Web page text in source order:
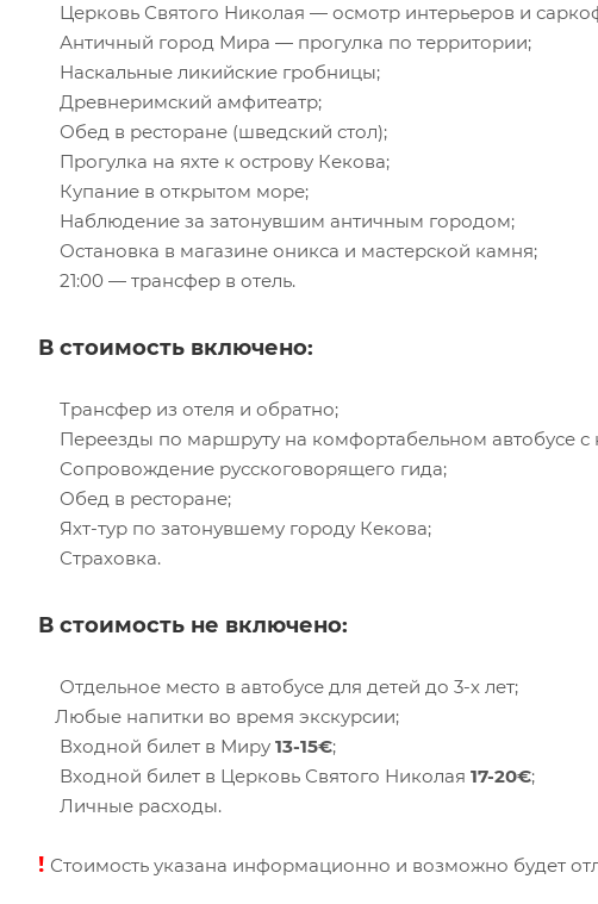
Церковь Святого Николая — осмотр интерьеров и
Античный город Мира — прогулка по территории;
Наскальные ликийские гробницы;
Древнеримский амфитеатр;
Обед в ресторане (шведский стол);
Прогулка на яхте к острову Кекова;
Купание в открытом море;
Наблюдение за затонувшим античным городом;
Остановка в магазине оникса и мастерской камня;
21:00 — трансфер в отель.
В стоимость включено:
Трансфер из отеля и обратно;
Переезды по маршруту на комфортабельном автобусе
Сопровождение русскоговорящего гида;
Обед в ресторане;
Яхт-тур по затонувшему городу Кекова;
Страховка.
В стоимость не включено:
Отдельное место в автобусе для детей до 3-х лет;
Любые напитки во время экскурсии;
Входной билет в Миру 13-15€;
Входной билет в Церковь Святого Николая 17-20€;
Личные расходы.
! Стоимость указана информационно и возможно будет